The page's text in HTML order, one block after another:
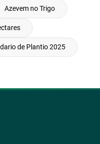
Azevem no Trigo
de Plantio 2025